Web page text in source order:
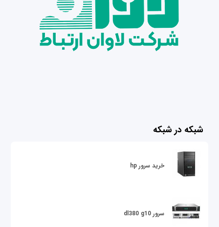
شبکه در شبکه
خرید سرور hp
سرور dl380 g10